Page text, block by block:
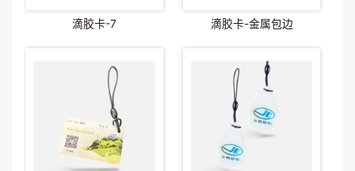
滴胶卡-7 滴胶卡-金属包边